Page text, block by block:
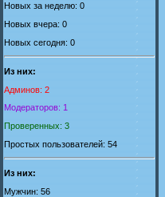
Новых за неделю: 0
Новых вчера: 0
Новых сегодня: 0
Из них:
Админов: 2
Модераторов: 1
Проверенных: 3
Простых пользователей: 54
Из них:
Мужчин: 56